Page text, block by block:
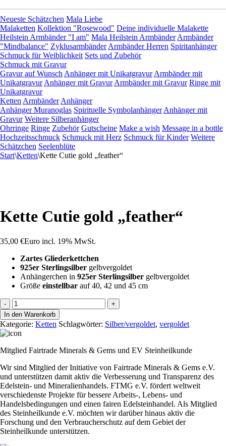
Neueste Schätzchen Mala Liebe
Malaketten Kollektion "Rosewood" Deine individuelle Malakette
Heilstein Armbänder "I am" Mala Heilstein Armbänder Armbänder
"Mindbalance" Zyklusarmbänder Armbänder Herren Spiritanhänger
Schmuck für Weiblichkeit Sets und Zubehör
Schmuck mit Gravur
Gravur auf Wunsch Anhänger mit Unikatgravur Armbänder mit
Unikatgravur Anhänger mit Gravur Armbänder mit Gravur Ringe mit
Unikatgravur
Ketten Armbänder Anhänger
Anhänger Muranoglas Spirituelle Symbolanhänger Anhänger mit
Gravur Weitere Silberanhänger
Ohrringe Ringe Zubehör Gutscheine Make a wish Message in a bottle
Hochzeitsschmuck Schmuck mit Herz Schmuck für Kinder Weitere
Schätzchen Seelenblüte
Start\Ketten\Kette Cutie gold „feather“
Kette Cutie gold „feather“
35,00 €Euro incl. 19% MwSt.
Zartes Gliederkettchen
925er Sterlingsilber gelbvergoldet
Anhängerchen in 925er Sterlingsilber gelbvergoldet
Größe einstellbar auf 40, 42 und 45 cm
-
Kette
Cutie
gold
"feather"
Menge
+
In den Warenkorb
Kategorie: Ketten Schlagwörter: Silber/vergoldet, vergoldet
Mitglied Fairtrade Minerals & Gems und EV Steinheilkunde
Wir sind Mitglied der Initiative von Fairtrade Minerals & Gems e.V.
und unterstützen damit aktiv die Verbesserung und Transparenz des
Edelstein- und Mineralienhandels. FTMG e.V. fördert weltweit
verschiedenste Projekte für bessere Arbeits-, Lebens- und
Handelsbedingungen und einen fairen Edelsteinhandel. Als Mitglied
des Steinheilkunde e.V. möchten wir darüber hinaus aktiv die
Forschung und den Verbraucherschutz auf dem Gebiet der
Steinheilkunde unterstützen.